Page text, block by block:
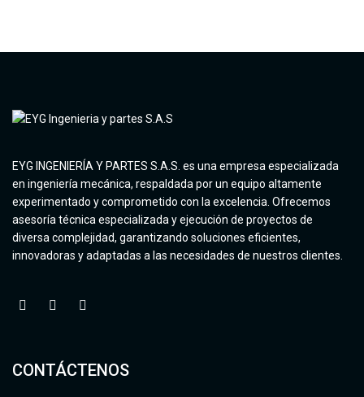
EYG INGENIERÍA Y PARTES S.A.S. es una empresa especializada
en ingeniería mecánica, respaldada por un equipo altamente
experimentado y comprometido con la excelencia. Ofrecemos
asesoría técnica especializada y ejecución de proyectos de
diversa complejidad, garantizando soluciones eficientes,
innovadoras y adaptadas a las necesidades de nuestros clientes.
CONTÁCTENOS